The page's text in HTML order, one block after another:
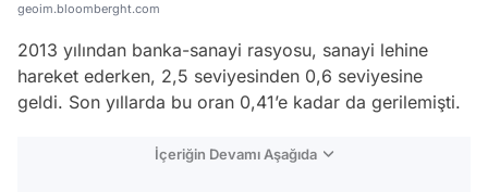
geoim.bloomberght.com
2013 yılından banka-sanayi rasyosu, sanayi lehine
hareket ederken, 2,5 seviyesinden 0,6 seviyesine
geldi. Son yıllarda bu oran 0,41’e kadar da gerilemişti.
İçeriğin Devamı Aşağıda